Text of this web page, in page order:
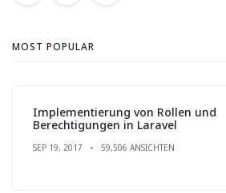
MOST POPULAR
Implementierung von Rollen und
Berechtigungen in Laravel
SEP 19, 2017 59,506 ANSICHTEN